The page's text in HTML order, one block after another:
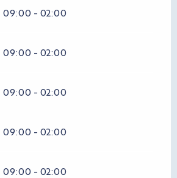
09:00 - 02:00
09:00 - 02:00
09:00 - 02:00
09:00 - 02:00
09:00 - 02:00